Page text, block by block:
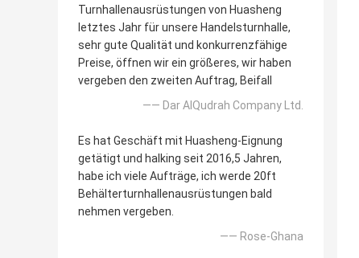
Turnhallenausrüstungen von Huasheng
letztes Jahr für unsere Handelsturnhalle,
sehr gute Qualität und konkurrenzfähige
Preise, öffnen wir ein größeres, wir haben
vergeben den zweiten Auftrag, Beifall
—— Dar AlQudrah Company Ltd.
Es hat Geschäft mit Huasheng-Eignung
getätigt und halking seit 2016,5 Jahren,
habe ich viele Aufträge, ich werde 20ft
Behälterturnhallenausrüstungen bald
nehmen vergeben.
—— Rose-Ghana